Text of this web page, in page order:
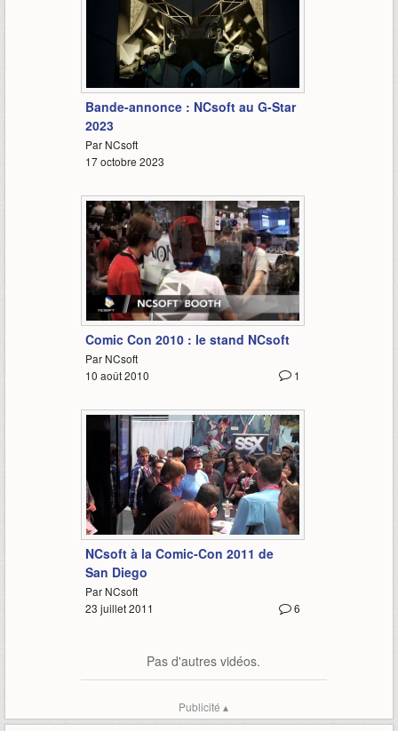
Bande-annonce : NCsoft au G-Star
2023
Par NCsoft
17 octobre 2023
3:02
Comic Con 2010 : le stand NCsoft
Par NCsoft
1
10 août 2010
1:27
NCsoft à la Comic-Con 2011 de
San Diego
Par NCsoft
6
23 juillet 2011
Pas d'autres vidéos.
Publicité ▴